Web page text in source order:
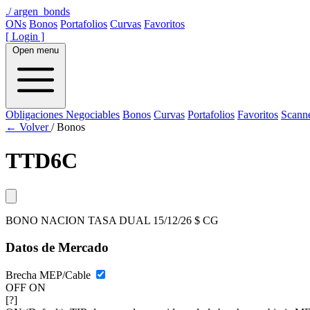
./argen_bonds
ONs Bonos Portafolios Curvas Favoritos
[ Login ]
Open menu
Obligaciones Negociables Bonos Curvas Portafolios Favoritos
← Volver/ Bonos
TTD6C
BONO NACION TASA DUAL 15/12/26 $ CG
Datos de Mercado
Brecha MEP/Cable
OFF ON
[?]